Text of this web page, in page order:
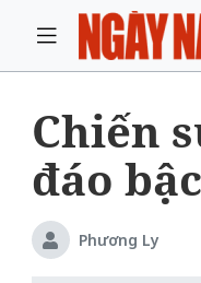
Chiến
đáo
Phương Ly